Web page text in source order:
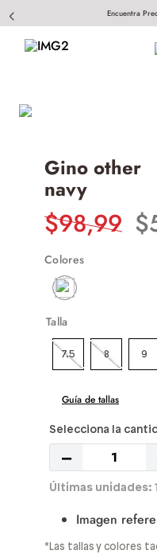
Encuentra
Gino other
navy
$98,99 $
Colores
Talla
7.5 8 9
Guía de tallas
－
Imagen
*Las tallas y colores